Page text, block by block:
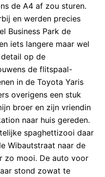
de A4 af zou sturen.
en werden precies
Business Park de
iets langere maar wel
op de
de flitspaal-
in de Toyota Yaris
overigens een stuk
broer en zijn vriendin
naar huis gereden.
spaghettizooi daar
Wibautstraat naar de
zo mooi. De auto voor
stond zowat te